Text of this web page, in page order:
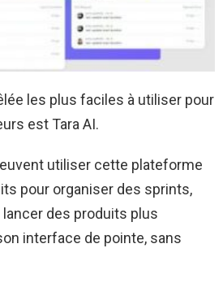
les plus faciles à utiliser pour
est Tara AI.
utiliser cette plateforme
pour organiser des sprints,
des produits plus
interface de pointe, sans